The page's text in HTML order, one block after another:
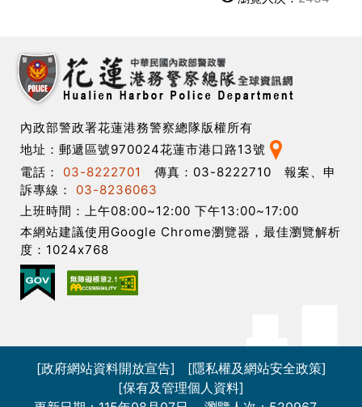
內政部警政署花蓮港務警察總隊版權所有
地址：郵遞區號970024花蓮市港口路13號
電話：
03-8222701
傳真：03-8222710 報案、申
訴專線：
03-8236063
上班時間：上午08:00~12:00 下午13:00~17:00
本網站建議使用Google Chrome瀏覽器，最佳瀏覽解析
度：1024x768
[政府網站資料開放宣告]
[隱私權及網站安全政策]
[保有及管理個人資料]